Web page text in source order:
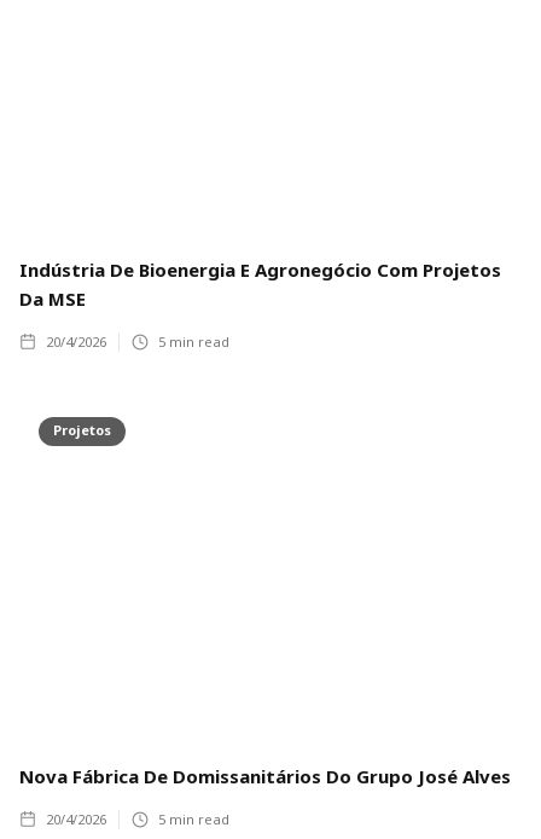
Indústria De Bioenergia E Agronegócio Com Projetos
Da MSE
20/4/2026 5 min read
Projetos
Nova Fábrica De Domissanitários Do Grupo José Alves
20/4/2026 5 min read